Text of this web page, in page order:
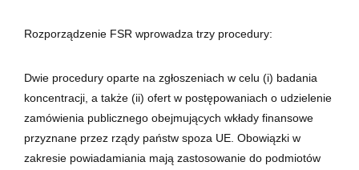
Rozporządzenie FSR wprowadza trzy procedury:
Dwie procedury oparte na zgłoszeniach w celu (i) badania
koncentracji, a także (ii) ofert w postępowaniach o udzielenie
zamówienia publicznego obejmujących wkłady finansowe
przyznane przez rządy państw spoza UE. Obowiązki w
zakresie powiadamiania mają zastosowanie do podmiotów